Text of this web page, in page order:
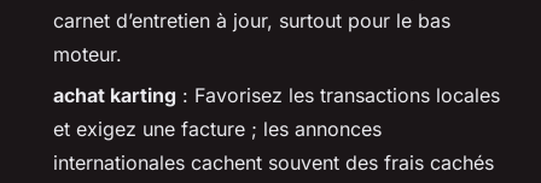
carnet d’entretien à jour, surtout pour le bas
moteur.
achat karting : Favorisez les transactions locales
et exigez une facture ; les annonces
internationales cachent souvent des frais cachés